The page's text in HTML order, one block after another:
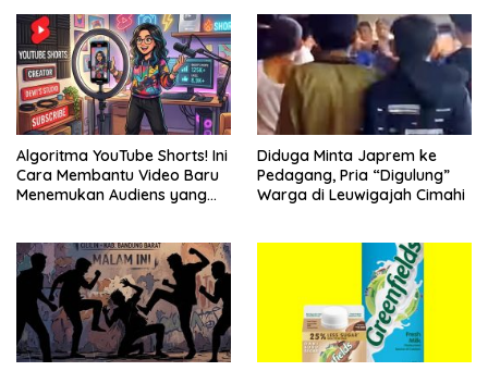
Algoritma YouTube Shorts! Ini
Cara Membantu Video Baru
Menemukan Audiens yang
Diduga Minta Japrem ke
Pedagang, Pria “Digulung”
Warga di Leuwigajah Cimahi